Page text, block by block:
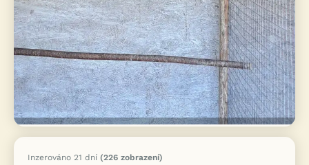
Inzerováno 21 dní (226 zobrazení)